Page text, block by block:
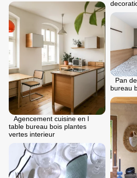
Agencement cuisine en l
table bureau bois plantes
vertes interieur
Pan
bureau